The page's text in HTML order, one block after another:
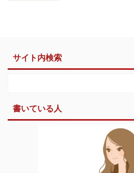
サイト内検索
書いている人